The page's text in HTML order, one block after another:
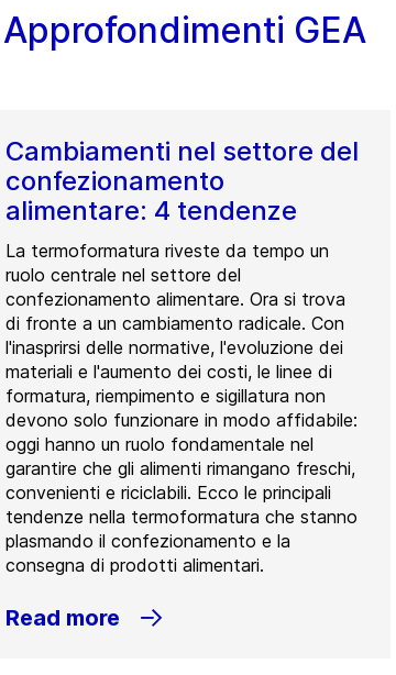
Approfondimenti GEA
Cambiamenti nel settore del
confezionamento
alimentare: 4 tendenze
La termoformatura riveste da tempo un
ruolo centrale nel settore del
confezionamento alimentare. Ora si trova
di fronte a un cambiamento radicale. Con
l'inasprirsi delle normative, l'evoluzione dei
materiali e l'aumento dei costi, le linee di
formatura, riempimento e sigillatura non
devono solo funzionare in modo affidabile:
oggi hanno un ruolo fondamentale nel
garantire che gli alimenti rimangano freschi,
convenienti e riciclabili. Ecco le principali
tendenze nella termoformatura che stanno
plasmando il confezionamento e la
consegna di prodotti alimentari.
Read more